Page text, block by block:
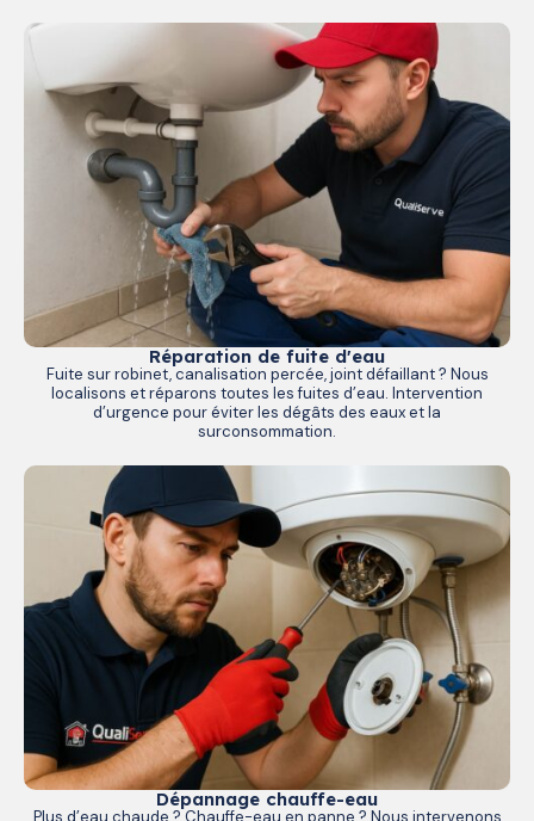
Réparation de fuite d'eau
Fuite sur robinet, canalisation percée, joint défaillant ? Nous
localisons et réparons toutes les fuites d’eau. Intervention
d’urgence pour éviter les dégâts des eaux et la
surconsommation.
Dépannage chauffe-eau
Plus d’eau chaude ? Chauffe-eau en panne ? Nous intervenons